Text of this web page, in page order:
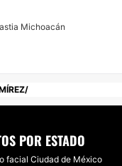
Michoacán
POR ESTADO
facial Ciudad de México